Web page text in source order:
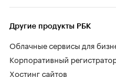
Другие продукты РБК
Облачные сервисы для
Корпоративный
Хостинг сайтов